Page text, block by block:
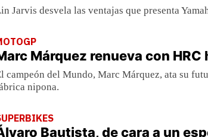
Jarvis desvela las ventajas que presenta
Márquez renueva con
campeón del Mundo, Marc Márquez, ata su
nipona.
Bautista, de cara a un